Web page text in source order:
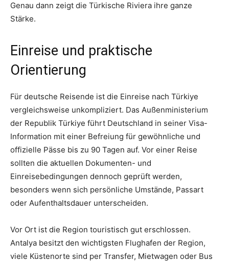
Genau dann zeigt die Türkische Riviera ihre ganze
Stärke.
Einreise und praktische
Orientierung
Für deutsche Reisende ist die Einreise nach Türkiye
vergleichsweise unkompliziert. Das Außenministerium
der Republik Türkiye führt Deutschland in seiner Visa-
Information mit einer Befreiung für gewöhnliche und
offizielle Pässe bis zu 90 Tagen auf. Vor einer Reise
sollten die aktuellen Dokumenten- und
Einreisebedingungen dennoch geprüft werden,
besonders wenn sich persönliche Umstände, Passart
oder Aufenthaltsdauer unterscheiden.
Vor Ort ist die Region touristisch gut erschlossen.
Antalya besitzt den wichtigsten Flughafen der Region,
viele Küstenorte sind per Transfer, Mietwagen oder Bus